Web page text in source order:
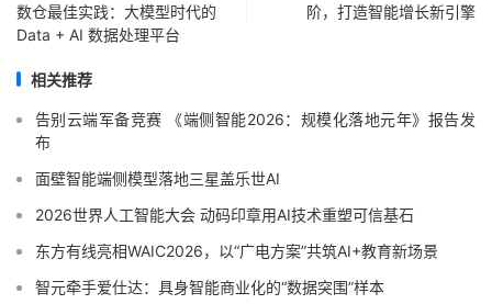
数仓最佳实践：大模型时代的
Data + AI 数据处理平台
阶，打造智能增长新引擎
相关推荐
告别云端军备竞赛 《端侧智能2026：规模化落地元年》报告发
布
面壁智能端侧模型落地三星盖乐世AI
2026世界人工智能大会 动码印章用AI技术重塑可信基石
东方有线亮相WAIC2026，以“广电方案”共筑AI+教育新场景
智元牵手爱仕达：具身智能商业化的“数据突围”样本